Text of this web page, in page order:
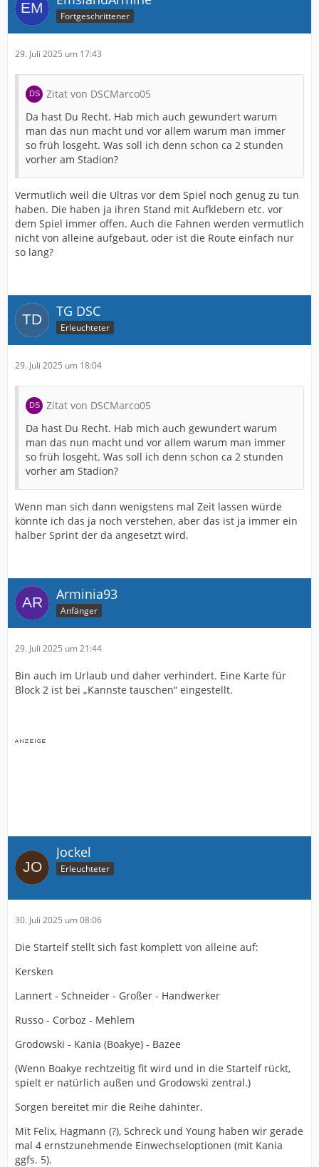
Fortgeschrittener
29. Juli 2025 um 17:43
Zitat von DSCMarco05
Da hast Du Recht. Hab mich auch gewundert warum
man das nun macht und vor allem warum man immer
so früh losgeht. Was soll ich denn schon ca 2 stunden
vorher am Stadion?
Vermutlich weil die Ultras vor dem Spiel noch genug zu tun
haben. Die haben ja ihren Stand mit Aufklebern etc. vor
dem Spiel immer offen. Auch die Fahnen werden vermutlich
nicht von alleine aufgebaut, oder ist die Route einfach nur
so lang?
TG DSC
Erleuchteter
29. Juli 2025 um 18:04
Zitat von DSCMarco05
Da hast Du Recht. Hab mich auch gewundert warum
man das nun macht und vor allem warum man immer
so früh losgeht. Was soll ich denn schon ca 2 stunden
vorher am Stadion?
Wenn man sich dann wenigstens mal Zeit lassen würde
könnte ich das ja noch verstehen, aber das ist ja immer ein
halber Sprint der da angesetzt wird.
Arminia93
Anfänger
29. Juli 2025 um 21:44
Bin auch im Urlaub und daher verhindert. Eine Karte für
Block 2 ist bei „Kannste tauschen“ eingestellt.
Jockel
Erleuchteter
30. Juli 2025 um 08:06
Die Startelf stellt sich fast komplett von alleine auf:
Kersken
Lannert - Schneider - Großer - Handwerker
Russo - Corboz - Mehlem
Grodowski - Kania (Boakye) - Bazee
(Wenn Boakye rechtzeitig fit wird und in die Startelf rückt,
spielt er natürlich außen und Grodowski zentral.)
Sorgen bereitet mir die Reihe dahinter.
Mit Felix, Hagmann (?), Schreck und Young haben wir gerade
mal 4 ernstzunehmende Einwechseloptionen (mit Kania
ggfs. 5).